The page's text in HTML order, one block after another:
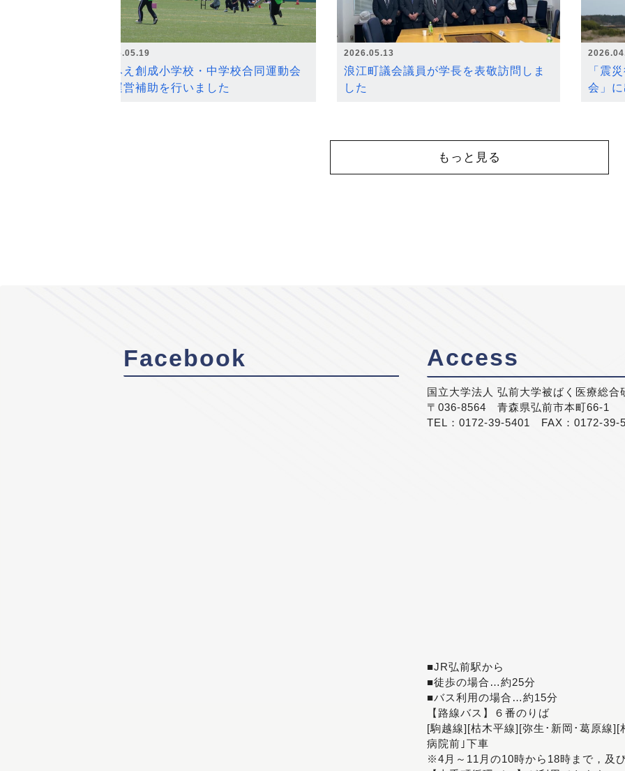
2026.05.19
なみえ創成小学校・中学校合同運動会
の運営補助を行いました
2026.05.13
浪江町議会議員が学長を表敬訪問しま
した
「震
会」
もっと見る
Facebook Access
国立大学法人 弘前大学被ばく医療総合
〒036-8564 青森県弘前市本町66-1
TEL：0172-39-5401 FAX：0172-39-
■JR弘前駅から
■徒歩の場合…約25分
■バス利用の場合…約15分
【路線バス】６番のりば
[駒越線][枯木平線][弥生･新岡･葛原線
病院前｣下車
※4月～11月の10時から18時まで，及